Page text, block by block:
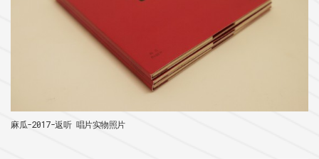
麻瓜-2017-返听 唱片实物照片